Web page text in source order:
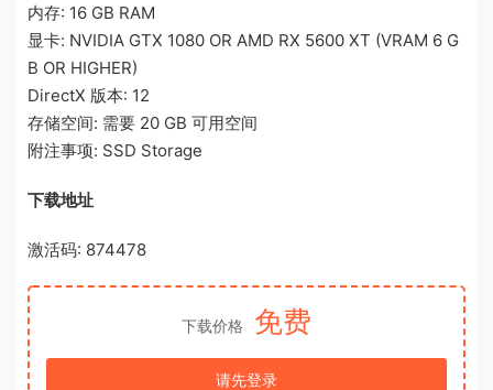
内存: 16 GB RAM
显卡: NVIDIA GTX 1080 OR AMD RX 5600 XT (VRAM 6 G
B OR HIGHER)
DirectX 版本: 12
存储空间: 需要 20 GB 可用空间
附注事项: SSD Storage
下载地址
激活码: 874478
下载价格 免费
请先登录